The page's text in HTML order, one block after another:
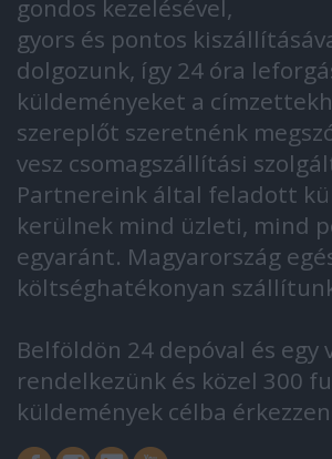
gondos kezelésével,
gyors és pontos
dolgozunk, így 24 óra
küldeményeket a
szereplőt szeretnénk
vesz csomagszállítási
Partnereink által feladott
kerülnek mind üzleti, mind
egyaránt. Magyarország
költséghatékonyan
Belföldön 24 depóval és
rendelkezünk és közel 300
küldemények célba